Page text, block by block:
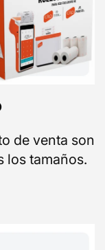
de venta son
los tamaños.